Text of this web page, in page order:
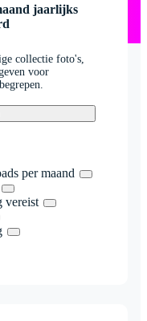
jaarlijks
collectie foto's,
voor
per maand
vereist